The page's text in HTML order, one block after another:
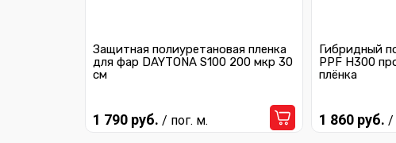
Защитная полиуретановая пленка
для фар DAYTONA S100 200 мкр 30
см
1 790 руб. / пог. м.
Гибридный
PPF H300
плёнка
1 860 руб. /